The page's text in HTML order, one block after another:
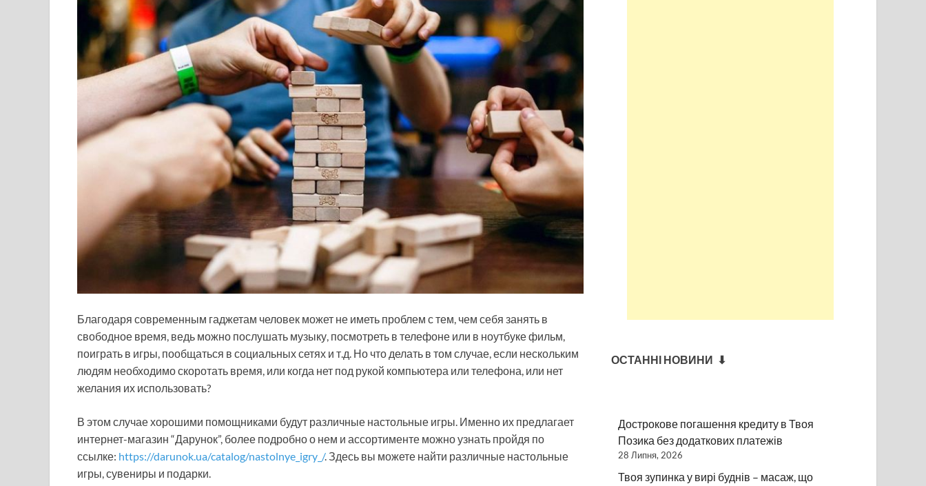
Благодаря современным гаджетам человек может не иметь проблем с тем, чем себя занять в
свободное время, ведь можно послушать музыку, посмотреть в телефоне или в ноутбуке фильм,
поиграть в игры, пообщаться в социальных сетях и т.д. Но что делать в том случае, если нескольким
людям необходимо скоротать время, или когда нет под рукой компьютера или телефона, или нет
желания их использовать?
В этом случае хорошими помощниками будут различные настольные игры. Именно их предлагает
интернет-магазин “Дарунок”, более подробно о нем и ассортименте можно узнать пройдя по
ссылке: https://darunok.ua/catalog/nastolnye_igry_/. Здесь вы можете найти различные настольные
игры, сувениры и подарки.
ОСТАННІ НОВИНИ ⬇
Дострокове погашення кредиту в Твоя
Позика без додаткових платежів
28 Липня, 2026
Твоя зупинка у вирі буднів – масаж, що